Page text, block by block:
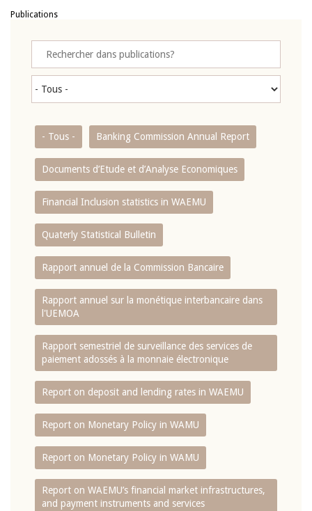
Publications
- Tous - Banking Commission Annual Report
Documents d’Etude et d’Analyse Economiques
Financial Inclusion statistics in WAEMU
Quaterly Statistical Bulletin
Rapport annuel de la Commission Bancaire
Rapport annuel sur la monétique interbancaire dans
l'UEMOA
Rapport semestriel de surveillance des services de
paiement adossés à la monnaie électronique
Report on deposit and lending rates in WAEMU
Report on Monetary Policy in WAMU
Report on Monetary Policy in WAMU
Report on WAEMU’s financial market infrastructures,
and payment instruments and services